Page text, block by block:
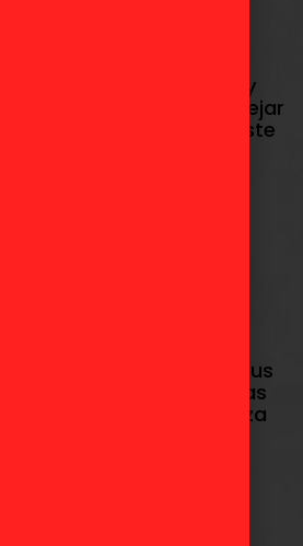
que representan
de
y
figura destaca por reflejar
de combate de este
que ha sorprendido a
de aventureros.
Katainaka no
figuras
y detalle,
la esencia de tus
Consigue estas piezas
que la verdadera fuerza